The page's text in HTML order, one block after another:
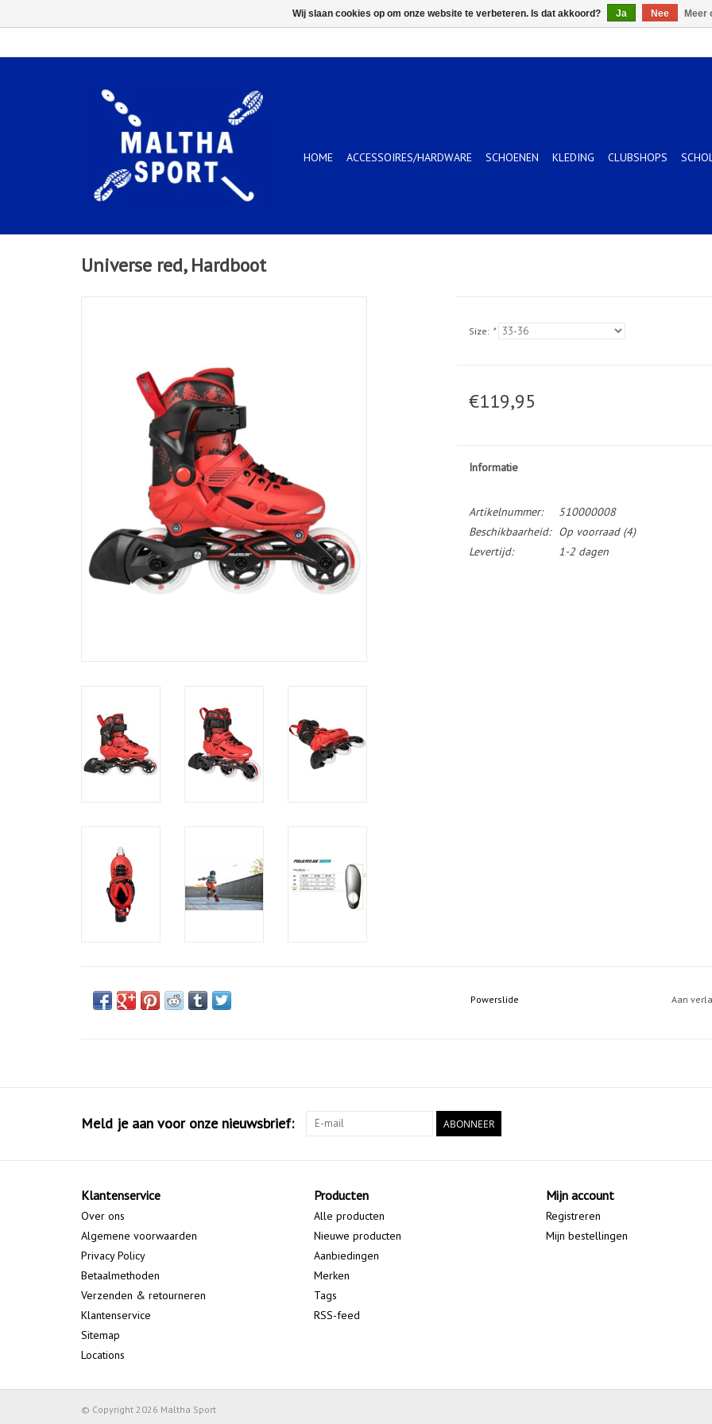
HOME ACCESSOIRES/HARDWARE SCHOENEN KLEDING CLUBSHOPS
Universe red, Hardboot
Size: *
€119,95
Informatie
Artikelnummer:
510000008
Beschikbaarheid:
Op voorraad(4)
Levertijd:
1-2 dagen
Powerslide Aan
Meld je aan voor onze nieuwsbrief: ABONNEER
Klantenservice
Over ons
Algemene voorwaarden
Privacy Policy
Betaalmethoden
Verzenden & retourneren
Klantenservice
Sitemap
Locations
Producten
Alle producten
Nieuwe producten
Aanbiedingen
Merken
Tags
RSS-feed
Mijn account
Registreren
Mijn bestellingen
© Copyright 2026 Maltha Sport
Wij slaan cookies op om onze website te verbeteren. Is dat akkoord? Ja Nee Meer